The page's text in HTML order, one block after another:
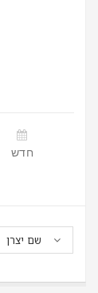
חדש
שם יצרן